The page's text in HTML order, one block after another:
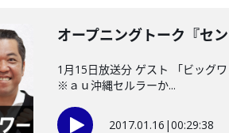
オープニングトーク『セ
1月15日放送分 ゲスト 「ビッグ
※ａｕ沖縄セルラーか...
2017.01.16 |00:29:38